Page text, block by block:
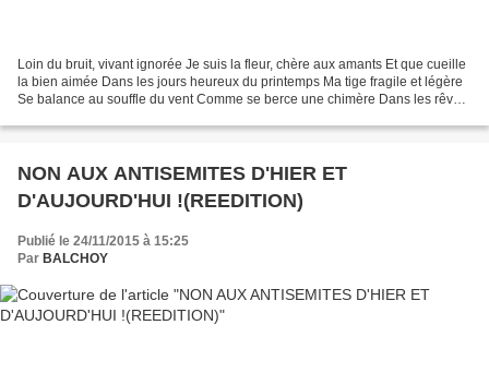
Loin du bruit, vivant ignorée Je suis la fleur, chère aux amants Et que cueille
la bien aimée Dans les jours heureux du printemps Ma tige fragile et légère
Se balance au souffle du vent Comme se berce une chimère Dans les rêves
NON AUX ANTISEMITES D'HIER ET
D'AUJOURD'HUI !(REEDITION)
Publié le 24/11/2015 à 15:25
Par BALCHOY